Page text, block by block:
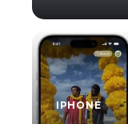
IPHONE